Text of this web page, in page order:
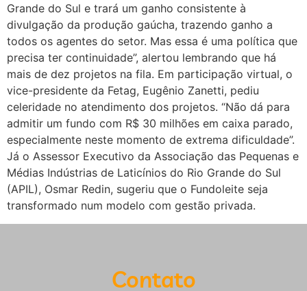
Grande do Sul e trará um ganho consistente à
divulgação da produção gaúcha, trazendo ganho a
todos os agentes do setor. Mas essa é uma política que
precisa ter continuidade”, alertou lembrando que há
mais de dez projetos na fila. Em participação virtual, o
vice-presidente da Fetag, Eugênio Zanetti, pediu
celeridade no atendimento dos projetos. “Não dá para
admitir um fundo com R$ 30 milhões em caixa parado,
especialmente neste momento de extrema dificuldade”.
Já o Assessor Executivo da Associação das Pequenas e
Médias Indústrias de Laticínios do Rio Grande do Sul
(APIL), Osmar Redin, sugeriu que o Fundoleite seja
transformado num modelo com gestão privada.
Contato